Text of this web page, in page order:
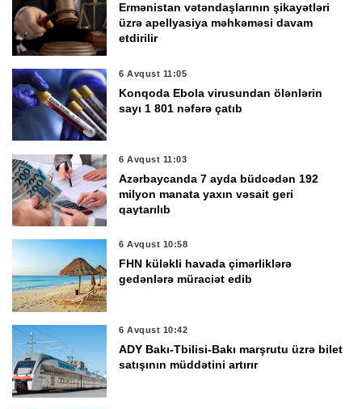
Ermənistan vətəndaşlarının şikayətləri
üzrə apellyasiya məhkəməsi davam
etdirilir
6 Avqust 11:05
Konqoda Ebola virusundan ölənlərin
sayı 1 801 nəfərə çatıb
6 Avqust 11:03
Azərbaycanda 7 ayda büdcədən 192
milyon manata yaxın vəsait geri
qaytarılıb
6 Avqust 10:58
FHN küləkli havada çimərliklərə
gedənlərə müraciət edib
6 Avqust 10:42
ADY Bakı-Tbilisi-Bakı marşrutu üzrə bilet
satışının müddətini artırır